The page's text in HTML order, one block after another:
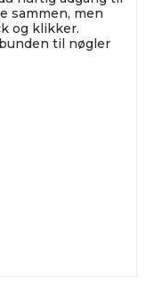
sammen, men
og klikker.
til nøgler